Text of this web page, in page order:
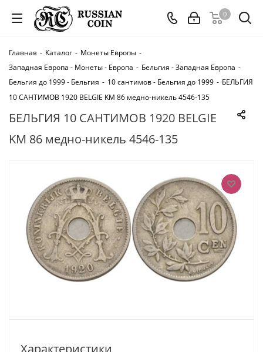
0
Главная - Каталог - Монеты Европы -
Западная Европа - Монеты - Европа - Бельгия - Западная Европа -
Бельгия до 1999 - Бельгия - 10 сантимов - Бельгия до 1999 - БЕЛЬГИЯ
10 САНТИМОВ 1920 BELGIE KM 86 медно-никель 4546-135
БЕЛЬГИЯ 10 САНТИМОВ 1920 BELGIE
KM 86 медно-никель 4546-135
Характеристики